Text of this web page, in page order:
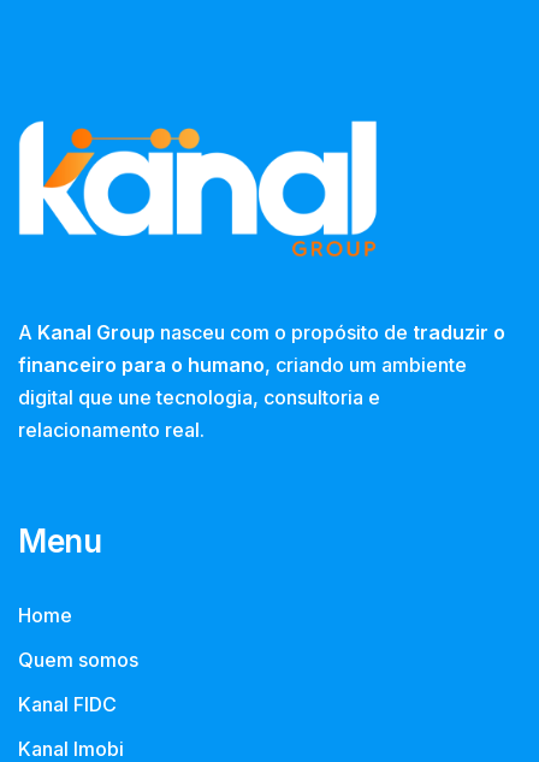
A Kanal Group nasceu com o propósito de traduzir o
financeiro para o humano, criando um ambiente
digital que une tecnologia, consultoria e
relacionamento real.
Menu
Home
Quem somos
Kanal FIDC
Kanal Imobi